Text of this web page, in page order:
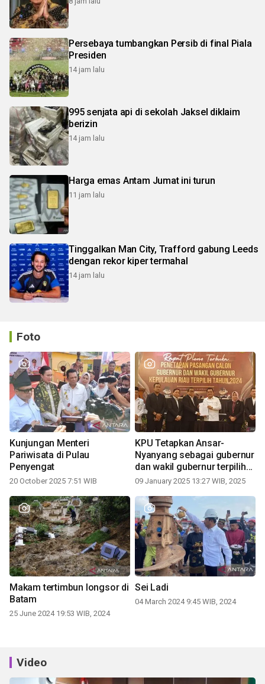
Persebaya tumbangkan Persib di final Piala
Presiden
14 jam lalu
995 senjata api di sekolah Jaksel diklaim
berizin
14 jam lalu
Harga emas Antam Jumat ini turun
11 jam lalu
Tinggalkan Man City, Trafford gabung Leeds
dengan rekor kiper termahal
14 jam lalu
Foto
Kunjungan Menteri
Pariwisata di Pulau
Penyengat
20 October 2025 7:51 WIB
KPU Tetapkan Ansar-
Nyanyang sebagai gubernur
dan wakil gubernur terpilih
periode 2025-2030
09 January 2025 13:27 WIB, 2025
Makam tertimbun longsor di
Batam
25 June 2024 19:53 WIB, 2024
Sei Ladi
04 March 2024 9:45 WIB, 2024
Video